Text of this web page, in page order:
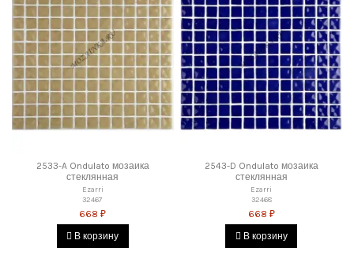
2533-A Ondulato мозаика
стеклянная
Ezarri
32467
668 ₽
В корзину
2543-D Ondulato мозаика
стеклянная
Ezarri
32468
668 ₽
В корзину